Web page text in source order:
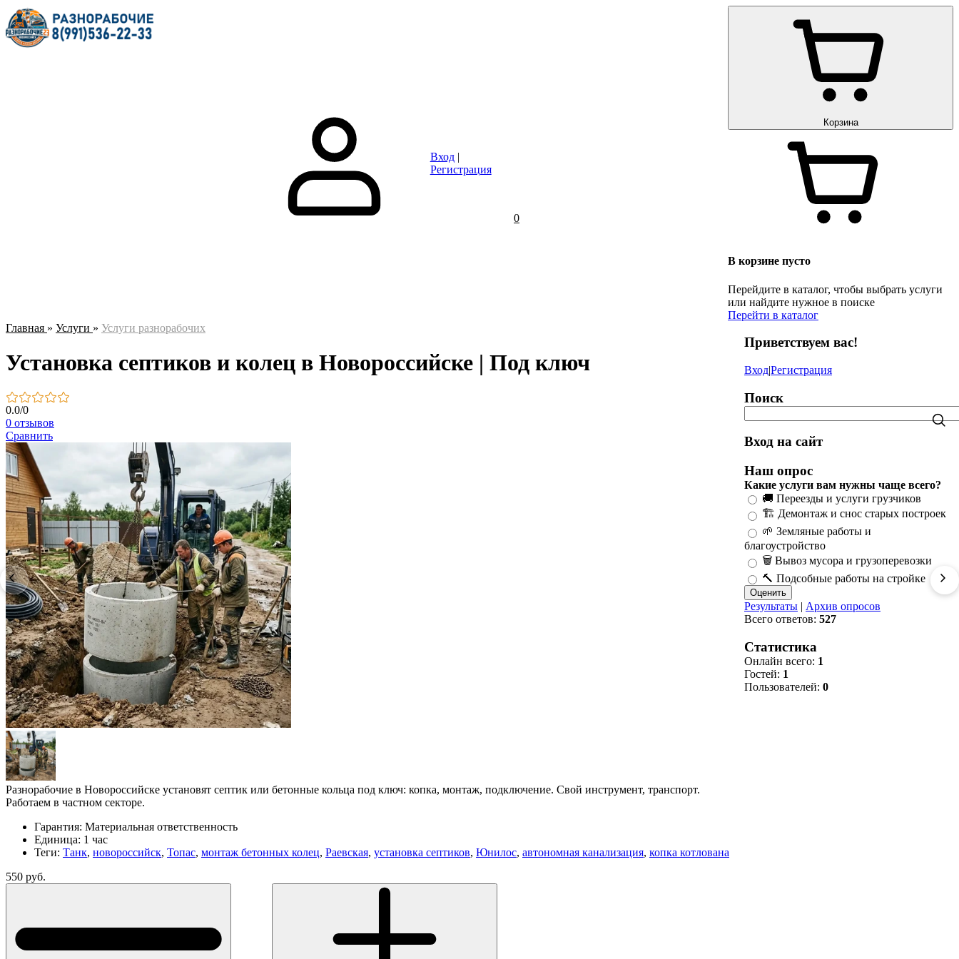
Вход|
Регистрация
0
Корзина
В корзине пусто
Перейдите в каталог, чтобы выбрать услуги
или найдите нужное в поиске
Перейти в каталог
Главная » Услуги » Услуги разнорабочих
Установка септиков и колец в Новороссийске | Под ключ
0.0/0
0 отзывов
Сравнить
Разнорабочие в Новороссийске установят септик или бетонные кольца под ключ: копка, монтаж, подключение. Свой инструмент, транспорт.
Работаем в частном секторе.
Гарантия: Материальная ответственность
Единица: 1 час
Теги: Танк, новороссийск, Топас, монтаж бетонных колец, Раевская, установка септиков, Юнилос, автономная канализация, копка котлована
550 руб.
Приветствуем вас!
Вход|Регистрация
Поиск
Вход на сайт
Наш опрос
Какие услуги вам нужны чаще всего?
🚚 Переезды и услуги грузчиков
🏗️ Демонтаж и снос старых построек
🌱 Земляные работы и
благоустройство
🗑️ Вывоз мусора и грузоперевозки
🔨 Подсобные работы на стройке
Результаты | Архив опросов
Всего ответов: 527
Статистика
Онлайн всего: 1
Гостей: 1
Пользователей: 0